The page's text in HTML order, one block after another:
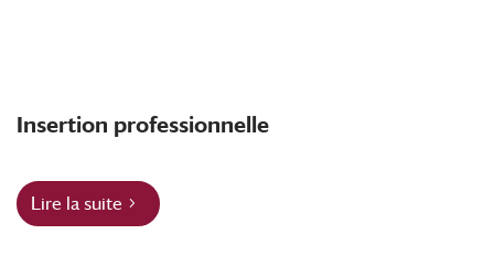
Insertion professionnelle
Lire la suite